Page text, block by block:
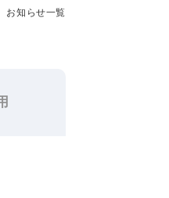
お知らせ一覧